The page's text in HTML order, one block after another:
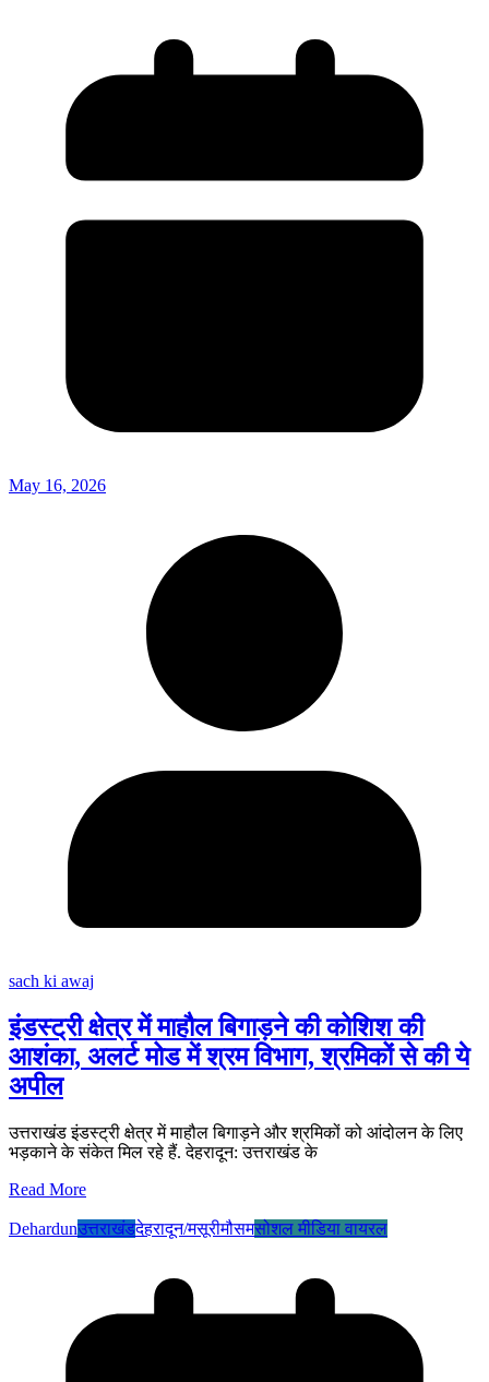
May 16, 2026
sach ki awaj
इंडस्ट्री क्षेत्र में माहौल बिगाड़ने की कोशिश की
आशंका, अलर्ट मोड में श्रम विभाग, श्रमिकों से की ये
अपील
उत्तराखंड इंडस्ट्री क्षेत्र में माहौल बिगाड़ने और श्रमिकों को आंदोलन के लिए
भड़काने के संकेत मिल रहे हैं. देहरादून: उत्तराखंड के
Read More
Dehardunउत्तराखंडदेहरादून/मसूरीमौसमसोशल मीडिया वायरल